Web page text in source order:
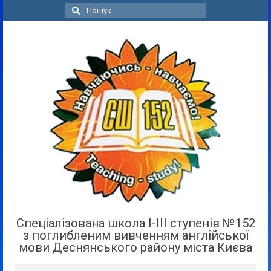
Пошук
для:
Спеціалізована школа І-ІІІ ступенів №152
з поглибленим вивченням англійської
мови Деснянського району міста Києва